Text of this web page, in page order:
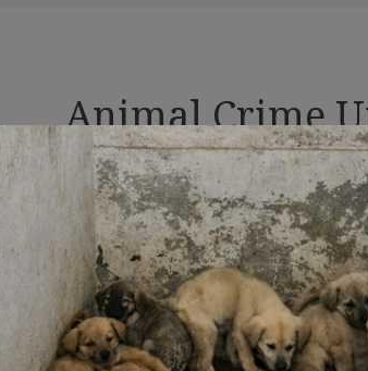
Animal Crime
of Animals heeft de afgelopen jaren